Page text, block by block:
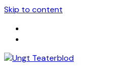
Skip to content